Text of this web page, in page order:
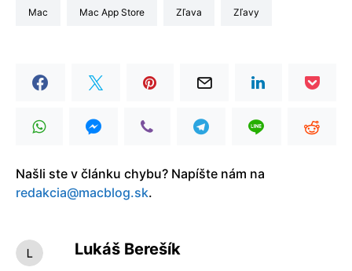
Mac Mac App Store Zľava zľavy
Našli ste v článku chybu? Napíšte nám na
redakcia@macblog.sk.
Lukáš Berešík